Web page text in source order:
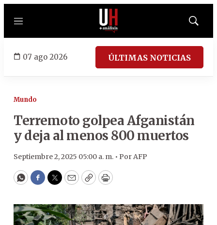
Menú
Mostrar
07 ago 2026 ÚLTIMAS NOTICIAS
Mundo
Terremoto golpea Afganistán
y deja al menos 800 muertos
Septiembre 2, 2025 05:00 a. m. • PorAFP
WhatsApp
Facebook
Twitter
EmailCopyPrint